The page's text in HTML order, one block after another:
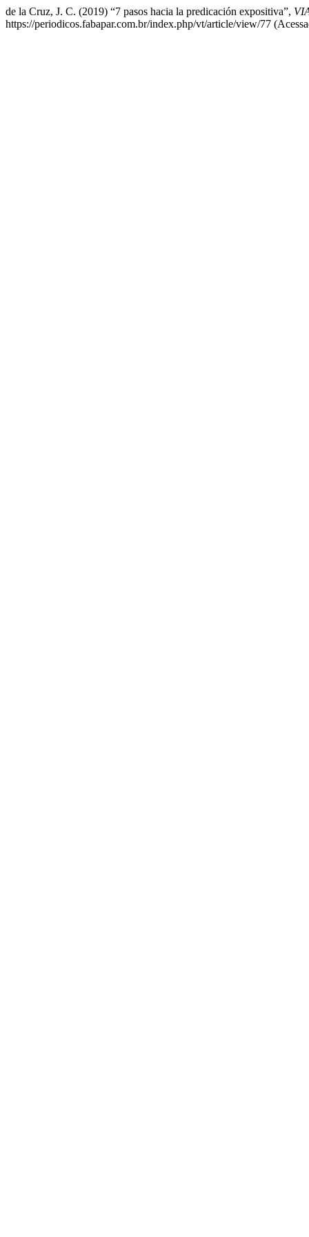
de la Cruz, J. C. (2019) “7 pasos hacia la predicación expositiva”,
https://periodicos.fabapar.com.br/index.php/vt/article/view/77